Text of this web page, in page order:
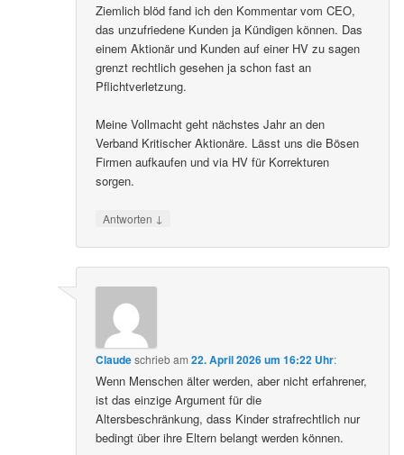
Ziemlich blöd fand ich den Kommentar vom CEO,
das unzufriedene Kunden ja Kündigen können. Das
einem Aktionär und Kunden auf einer HV zu sagen
grenzt rechtlich gesehen ja schon fast an
Pflichtverletzung.
Meine Vollmacht geht nächstes Jahr an den
Verband Kritischer Aktionäre. Lässt uns die Bösen
Firmen aufkaufen und via HV für Korrekturen
sorgen.
Antworten ↓
Claudeschriebam22. April 2026 um 16:22 Uhr:
Wenn Menschen älter werden, aber nicht erfahrener,
ist das einzige Argument für die
Altersbeschränkung, dass Kinder strafrechtlich nur
bedingt über ihre Eltern belangt werden können.